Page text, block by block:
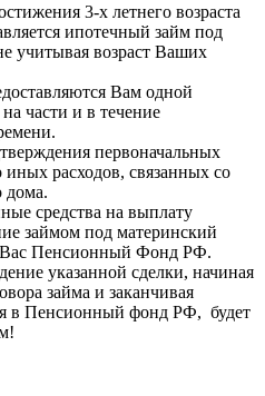
3-х летнего возраста
ипотечный займ под
учитывая возраст Ваших
Вам одной
части и в течение
первоначальных
расходов, связанных со
дома.
средства на выплату
займом под материнский
Вас Пенсионный Фонд РФ.
указанной сделки, начиная
займа и заканчивая
в Пенсионный фонд РФ, будет